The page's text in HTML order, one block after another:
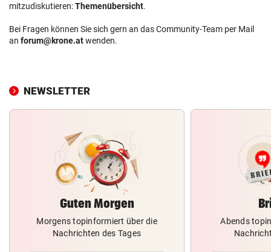
mitzudiskutieren:Themenübersicht.
Bei Fragen können Sie sich gern an das Community-Team per Mail
an forum@krone.atwenden.
NEWSLETTER
Guten Morgen
Morgens topinformiert über die
Nachrichten des Tages
Abends